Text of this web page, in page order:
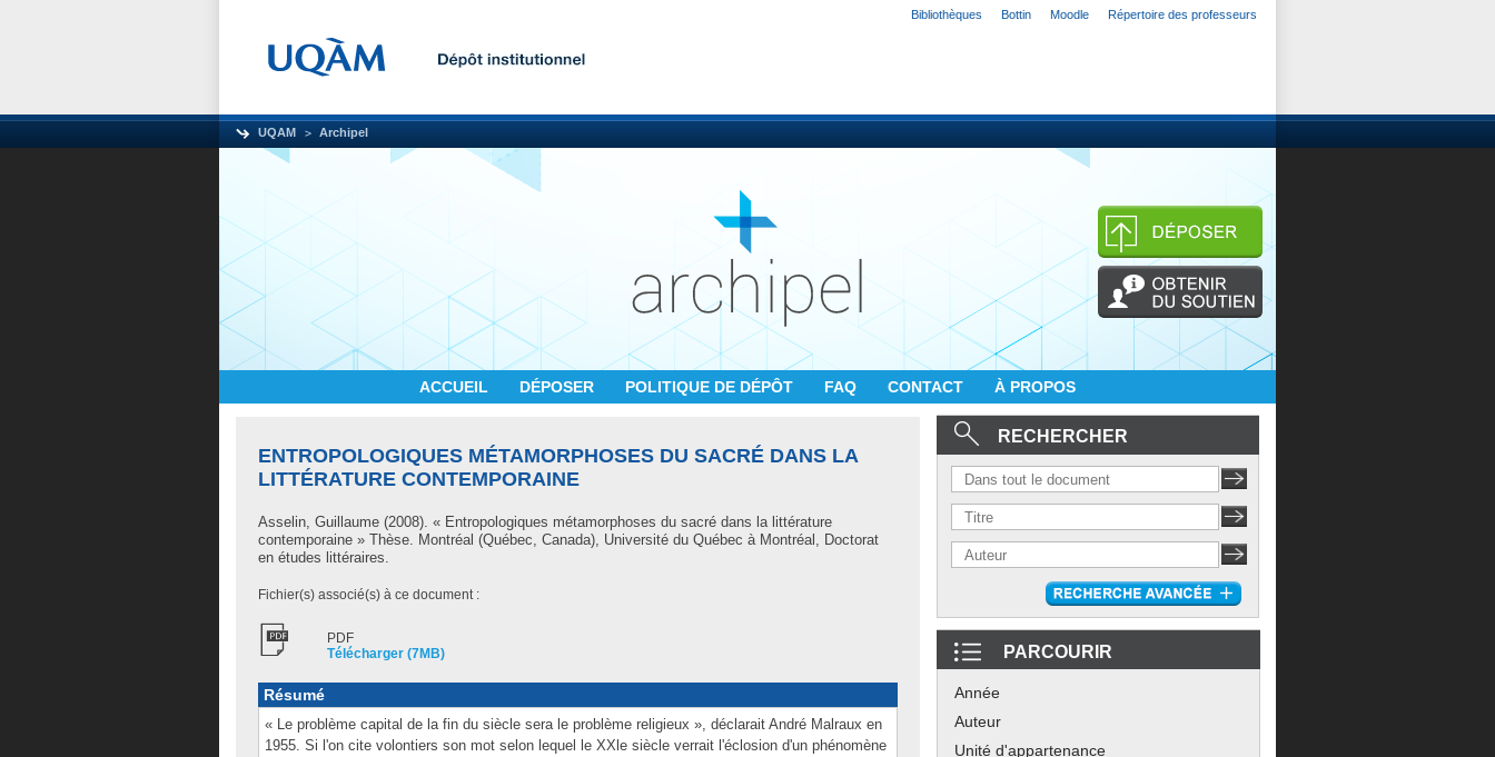
Bibliothèques Bottin Moodle Répertoire des professeurs
UQAM Archipel
ACCUEIL DÉPOSER POLITIQUE DE DÉPÔT FAQ CONTACT À PROPOS
ENTROPOLOGIQUES MÉTAMORPHOSES DU SACRÉ DANS LA
LITTÉRATURE CONTEMPORAINE
Asselin, Guillaume (2008). « Entropologiques métamorphoses du sacré dans la littérature
contemporaine » Thèse. Montréal (Québec, Canada), Université du Québec à Montréal, Doctorat
en études littéraires.
Fichier(s) associé(s) à ce document :
PDF
Télécharger (7MB)
Résumé
« Le problème capital de la fin du siècle sera le problème religieux », déclarait André Malraux en
1955. Si l'on cite volontiers son mot selon lequel le XXle siècle verrait l'éclosion d'un phénomène
RECHERCHER
PARCOURIR
Année
Auteur
Unité d'appartenance